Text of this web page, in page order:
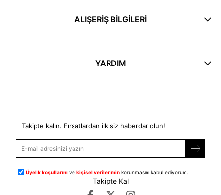
ALIŞERİŞ BİLGİLERİ
YARDIM
Takipte kalın. Fırsatlardan ilk siz haberdar olun!
Üyelik koşullarını vekişisel verilerimin korunmasını kabul ediyorum.
Takipte Kal